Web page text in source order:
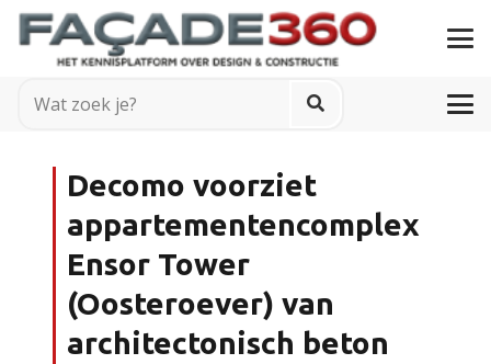
Decomo voorziet
appartementencomplex
Ensor Tower
(Oosteroever) van
architectonisch beton